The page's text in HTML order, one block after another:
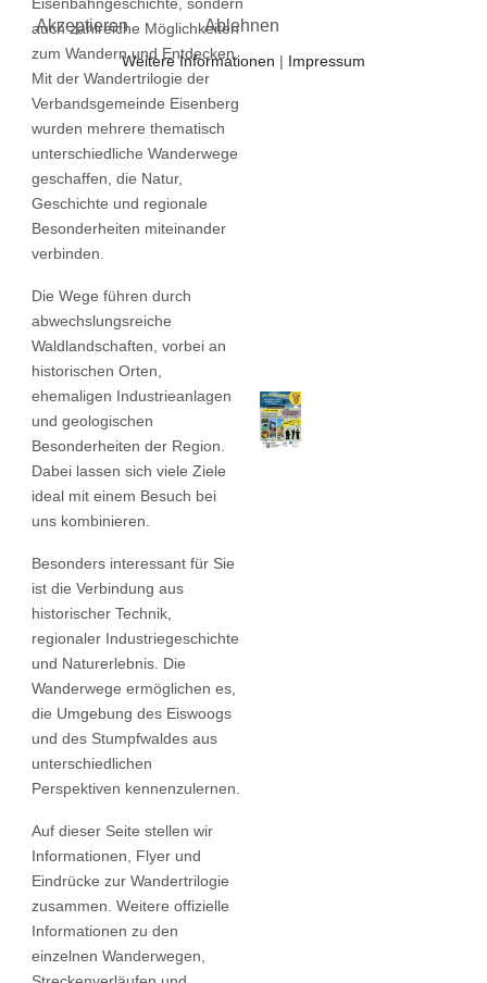
Eisenbahngeschichte, sondern
auch zahlreiche Möglichkeiten
zum Wandern und Entdecken.
Mit der Wandertrilogie der
Verbandsgemeinde Eisenberg
wurden mehrere thematisch
unterschiedliche Wanderwege
geschaffen, die Natur,
Geschichte und regionale
Besonderheiten miteinander
verbinden.
Die Wege führen durch
abwechslungsreiche
Waldlandschaften, vorbei an
historischen Orten,
ehemaligen Industrieanlagen
und geologischen
Besonderheiten der Region.
Dabei lassen sich viele Ziele
ideal mit einem Besuch bei
uns kombinieren.
Besonders interessant für Sie
ist die Verbindung aus
historischer Technik,
regionaler Industriegeschichte
und Naturerlebnis. Die
Wanderwege ermöglichen es,
die Umgebung des Eiswoogs
und des Stumpfwaldes aus
unterschiedlichen
Perspektiven kennenzulernen.
Auf dieser Seite stellen wir
Informationen, Flyer und
Eindrücke zur Wandertrilogie
zusammen. Weitere offizielle
Informationen zu den
einzelnen Wanderwegen,
Akzeptieren Ablehnen
Weitere Informationen | Impressum